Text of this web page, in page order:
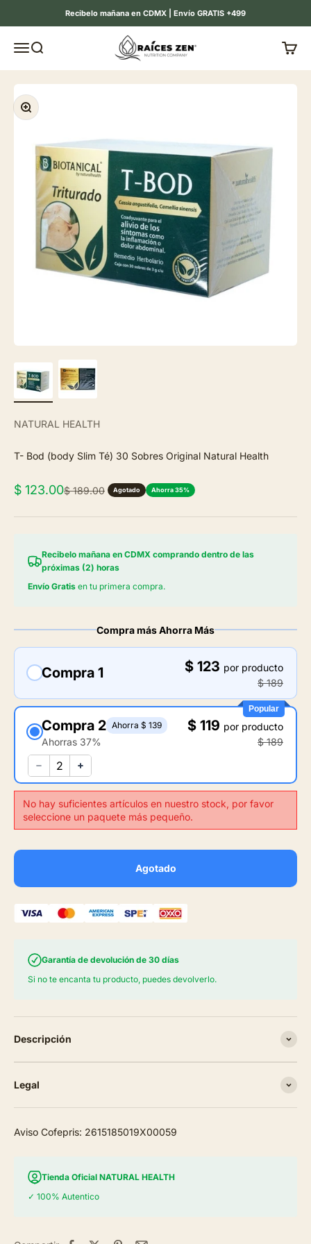
Recibelo mañana en CDMX | Envío GRATIS +499
MenúBuscar Raíces Zen Carrito
Zoom
NATURAL HEALTH
T- Bod (body Slim Té) 30 Sobres Original Natural Health
Precio de oferta
$ 123.00Precio normal
$ 189.00 Agotado Ahorra 35%
Recibelo mañana en CDMX comprando dentro de las
próximas (2) horas
Envío Gratis en tu primera compra.
Compra más Ahorra Más
Compra 1 $ 123 por producto
$ 189
Popular
Compra 2 Ahorra $ 139
Ahorras 37%
$ 119 por producto
$ 189
No hay suficientes artículos en nuestro stock, por favor
seleccione un paquete más pequeño.
Agotado
Garantía de devolución de 30 días
Si no te encanta tu producto, puedes devolverlo.
Descripción
Legal
Aviso Cofepris: 2615185019X00059
Tienda Oficial NATURAL HEALTH
✓ 100% Autentico